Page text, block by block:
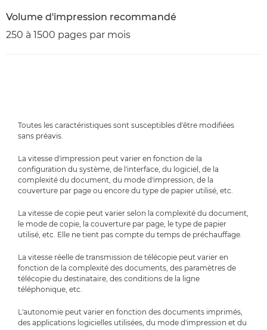
Volume d'impression recommandé
250 à 1500 pages par mois
Toutes les caractéristiques sont susceptibles d'être modifiées
sans préavis.
La vitesse d'impression peut varier en fonction de la
configuration du système, de l'interface, du logiciel, de la
complexité du document, du mode d'impression, de la
couverture par page ou encore du type de papier utilisé, etc.
La vitesse de copie peut varier selon la complexité du document,
le mode de copie, la couverture par page, le type de papier
utilisé, etc. Elle ne tient pas compte du temps de préchauffage.
La vitesse réelle de transmission de télécopie peut varier en
fonction de la complexité des documents, des paramètres de
télécopie du destinataire, des conditions de la ligne
téléphonique, etc.
L'autonomie peut varier en fonction des documents imprimés,
des applications logicielles utilisées, du mode d'impression et du